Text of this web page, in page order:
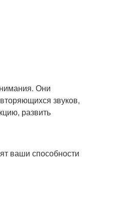
Они
звуков,
развить
ваши способности